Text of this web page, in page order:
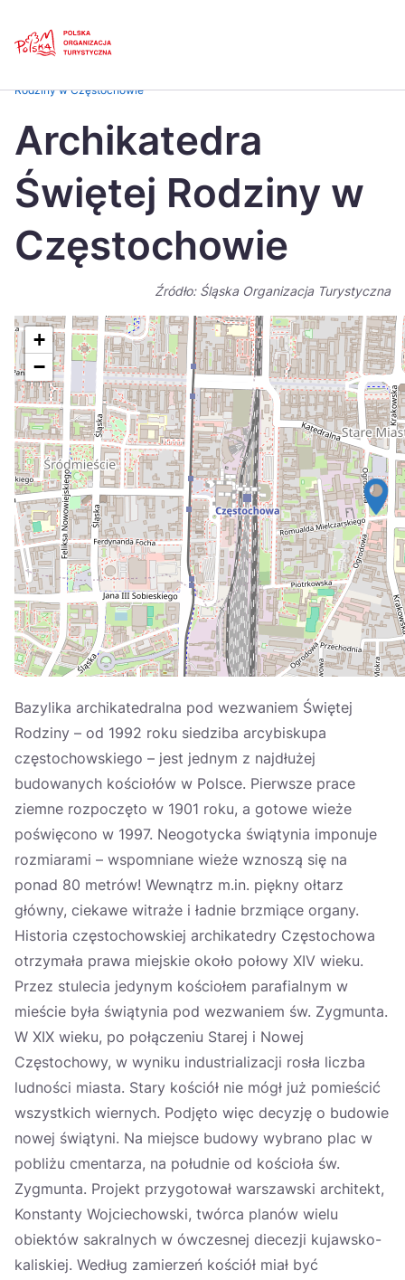
Česká
Dansk
Italiano
日本
Português
Suomi
Україна
Zamknij
Rodziny w Częstochowie
Archikatedra
Świętej Rodziny w
Częstochowie
Źródło: Śląska Organizacja Turystyczna
+
−
Bazylika archikatedralna pod wezwaniem Świętej
Rodziny – od 1992 roku siedziba arcybiskupa
częstochowskiego – jest jednym z najdłużej
budowanych kościołów w Polsce. Pierwsze prace
ziemne rozpoczęto w 1901 roku, a gotowe wieże
poświęcono w 1997. Neogotycka świątynia imponuje
rozmiarami – wspomniane wieże wznoszą się na
ponad 80 metrów! Wewnątrz m.in. piękny ołtarz
główny, ciekawe witraże i ładnie brzmiące organy.
Historia częstochowskiej archikatedry Częstochowa
otrzymała prawa miejskie około połowy XIV wieku.
Przez stulecia jedynym kościołem parafialnym w
mieście była świątynia pod wezwaniem św. Zygmunta.
W XIX wieku, po połączeniu Starej i Nowej
Częstochowy, w wyniku industrializacji rosła liczba
ludności miasta. Stary kościół nie mógł już pomieścić
wszystkich wiernych. Podjęto więc decyzję o budowie
nowej świątyni. Na miejsce budowy wybrano plac w
pobliżu cmentarza, na południe od kościoła św.
Zygmunta. Projekt przygotował warszawski architekt,
Konstanty Wojciechowski, twórca planów wielu
obiektów sakralnych w ówczesnej diecezji kujawsko-
kaliskiej. Według zamierzeń kościół miał być